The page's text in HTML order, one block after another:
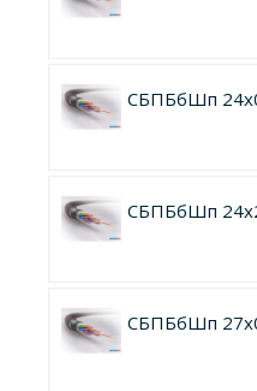
СБПБбШп
СБПБбШп
СБПБбШп